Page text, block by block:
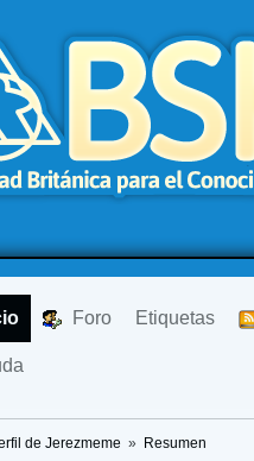
Foro Etiquetas
de Jerezmeme » Resumen